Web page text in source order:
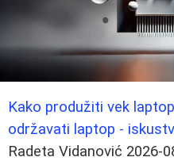
Kako produžiti vek
održavati laptop -
Radeta Vidanović 2026-